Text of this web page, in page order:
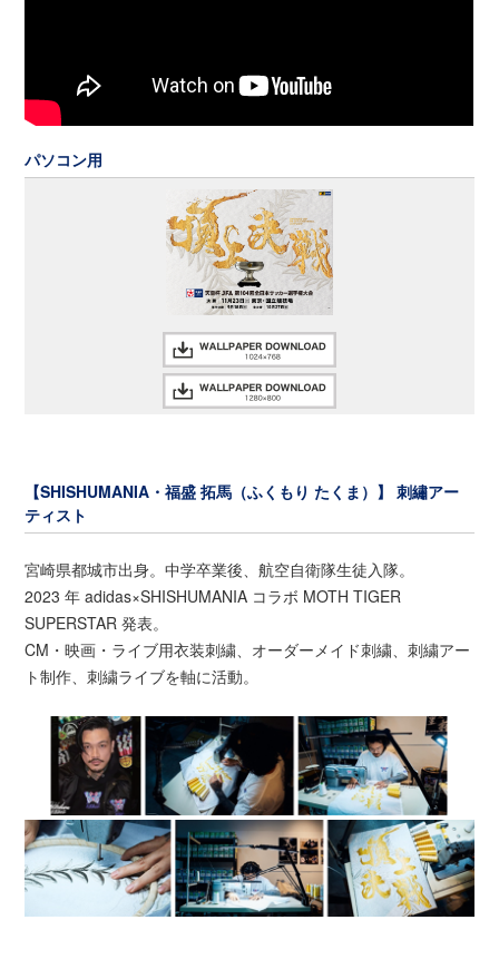
パソコン用
【SHISHUMANIA・福盛 拓馬（ふくもり たくま）】 刺繡アー
ティスト
宮崎県都城市出身。中学卒業後、航空自衛隊生徒入隊。
2023 年 adidas×SHISHUMANIA コラボ MOTH TIGER
SUPERSTAR 発表。
CM・映画・ライブ用衣装刺繍、オーダーメイド刺繍、刺繍アー
ト制作、刺繍ライブを軸に活動。